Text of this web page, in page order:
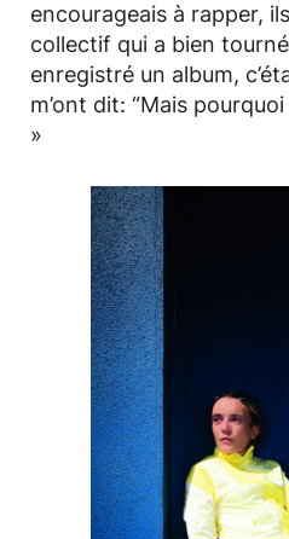
encourageais à rapper,
collectif qui a bien
enregistré un album,
m’ont dit: “Mais
»